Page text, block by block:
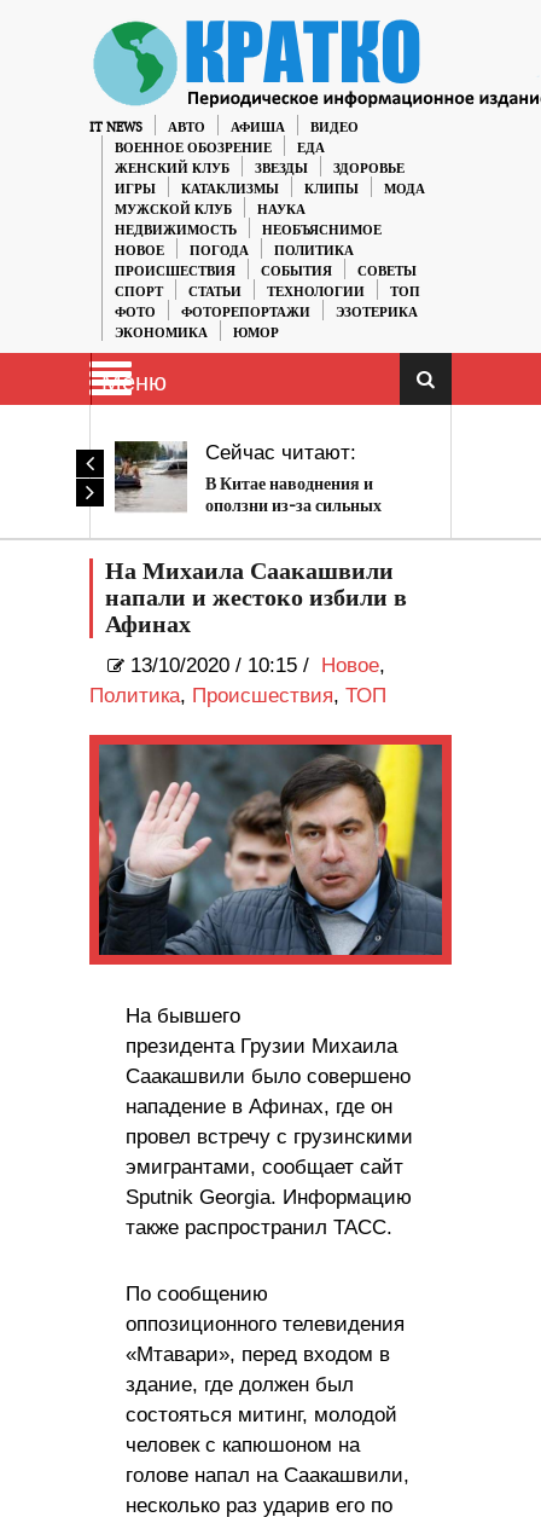
IT NEWS АВТО АФИША
ВИДЕО
ВОЕННОЕ ОБОЗРЕНИЕ
ЕДА
ЖЕНСКИЙ КЛУБ
ЗВЕЗДЫ
ЗДОРОВЬЕ
ИГРЫ
КАТАКЛИЗМЫ КЛИПЫ
МОДА
МУЖСКОЙ КЛУБ
НАУКА
НЕДВИЖИМОСТЬ
НЕОБЪЯСНИМОЕ
НОВОЕ
ПОГОДА
ПОЛИТИКА
ПРОИСШЕСТВИЯ
СОБЫТИЯ
СОВЕТЫ
СПОРТ
СТАТЬИ ТЕХНОЛОГИИ
ТОП
ФОТО
ФОТОРЕПОРТАЖИ
ЭЗОТЕРИКА
ЭКОНОМИКА
ЮМОР
Меню
Сейчас читают:
В Китае наводнения и
оползни из-за сильных
На Михаила Саакашвили
напали и жестоко избили в
Афинах
13/10/2020 / 10:15 / Новое,
Политика, Происшествия, ТОП
На бывшего
президента Грузии Михаила
Саакашвили было совершено
нападение в Афинах, где он
провел встречу с грузинскими
эмигрантами, сообщает сайт
Sputnik Georgia. Информацию
также распространил ТАСС.
По сообщению
оппозиционного телевидения
«Мтавари», перед входом в
здание, где должен был
состояться митинг, молодой
человек с капюшоном на
голове напал на Саакашвили,
несколько раз ударив его по